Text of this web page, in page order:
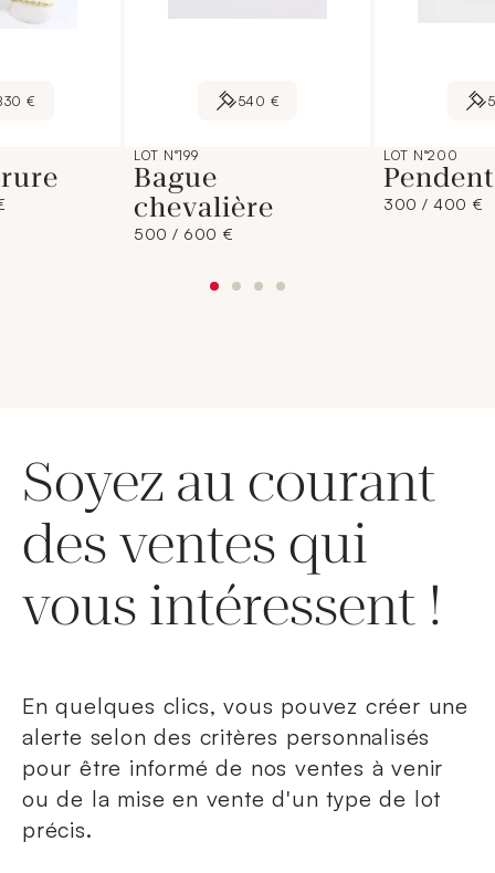
€ 540 €
LOT N°199
Bague
chevalière
500 / 600 €
LOT N°200
300 / 400 €
Soyez au courant
des ventes qui
vous intéressent !
En quelques clics, vous pouvez créer une
alerte selon des critères personnalisés
pour être informé de nos ventes à venir
ou de la mise en vente d'un type de lot
précis.